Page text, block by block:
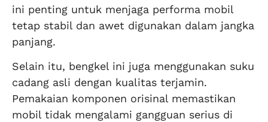
ini penting untuk menjaga performa mobil
tetap stabil dan awet digunakan dalam jangka
panjang.
Selain itu, bengkel ini juga menggunakan suku
cadang asli dengan kualitas terjamin.
Pemakaian komponen orisinal memastikan
mobil tidak mengalami gangguan serius di